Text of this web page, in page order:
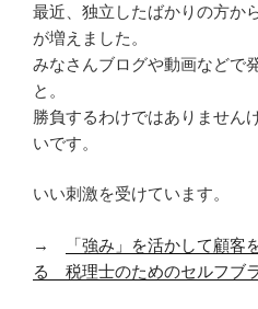
最近、独立したばかりの方か
が増えました。
みなさんブログや動画などで
と。
勝負するわけではありません
いです。
いい刺激を受けています。
→
「強み」を活かして顧客
る 税理士のためのセルフブ